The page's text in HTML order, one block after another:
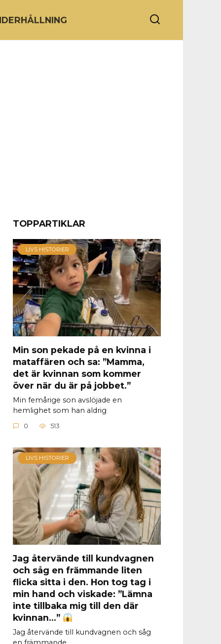
TOPPARTIKLAR
LIVS HISTORIER
Min son pekade på en kvinna i
mataffären och sa: ”Mamma,
det är kvinnan som kommer
över när du är på jobbet.”
Min femårige son avslöjade en
hemlighet som han aldrig
0 513
LIVS HISTORIER
Jag återvände till kundvagnen
och såg en främmande liten
flicka sitta i den. Hon tog tag i
min hand och viskade: ”Lämna
inte tillbaka mig till den där
kvinnan…”
Jag återvände till kundvagnen och såg